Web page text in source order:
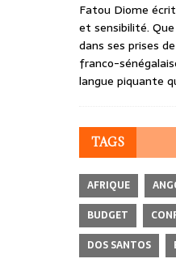
Fatou Diome
et sensibilité.
dans ses prises
franco-
langue piquante
TAGS
AFRIQUE
BUDGET
DOS SANTOS